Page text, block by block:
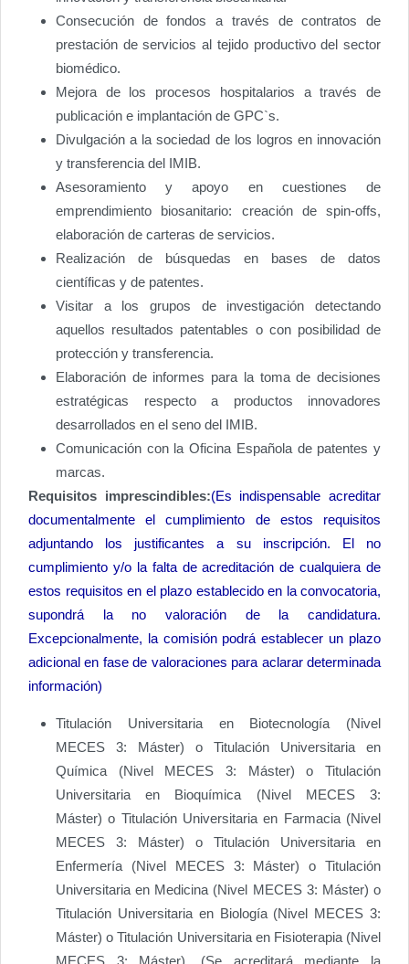
Consecución de fondos a través de contratos de
prestación de servicios al tejido productivo del sector
biomédico.
Mejora de los procesos hospitalarios a través de
publicación e implantación de GPC`s.
Divulgación a la sociedad de los logros en innovación
y transferencia del IMIB.
Asesoramiento y apoyo en cuestiones de
emprendimiento biosanitario: creación de spin-offs,
elaboración de carteras de servicios.
Realización de búsquedas en bases de datos
científicas y de patentes.
Visitar a los grupos de investigación detectando
aquellos resultados patentables o con posibilidad de
protección y transferencia.
Elaboración de informes para la toma de decisiones
estratégicas respecto a productos innovadores
desarrollados en el seno del IMIB.
Comunicación con la Oficina Española de patentes y
marcas.
Requisitos imprescindibles:(Es indispensable acreditar
documentalmente el cumplimiento de estos requisitos
adjuntando los justificantes a su inscripción. El no
cumplimiento y/o la falta de acreditación de cualquiera de
estos requisitos en el plazo establecido en la convocatoria,
supondrá la no valoración de la candidatura.
Excepcionalmente, la comisión podrá establecer un plazo
adicional en fase de valoraciones para aclarar determinada
información)
Titulación Universitaria en Biotecnología (Nivel
MECES 3: Máster) o Titulación Universitaria en
Química (Nivel MECES 3: Máster) o Titulación
Universitaria en Bioquímica (Nivel MECES 3:
Máster) o Titulación Universitaria en Farmacia (Nivel
MECES 3: Máster) o Titulación Universitaria en
Enfermería (Nivel MECES 3: Máster) o Titulación
Universitaria en Medicina (Nivel MECES 3: Máster) o
Titulación Universitaria en Biología (Nivel MECES 3:
Máster) o Titulación Universitaria en Fisioterapia (Nivel
MECES 3: Máster). (Se acreditará mediante la